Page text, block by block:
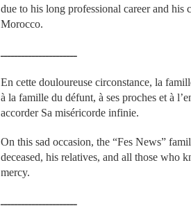
due to his long professional career and
Morocco.
ــــــــــــــــــــــ
En cette douloureuse circonstance, la
à la famille du défunt, à ses proches et à
accorder Sa miséricorde infinie.
On this sad occasion, the “Fes News”
deceased, his relatives, and all those who
mercy.
ــــــــــــــــــــــ